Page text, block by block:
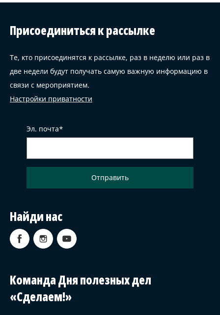
Присоединиться к рассылке
Те, кто присоединятся к рассылке, раз в неделю или раз в
две недели будут получать самую важную информацию в
связи с мероприятием.
Настройки приватности
Эл. почта
Найди нас
Команда Дня полезных дел
«Сделаем!»